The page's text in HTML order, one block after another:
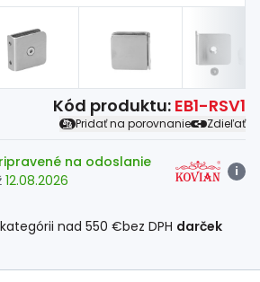
Kód produktu: EB1-RSV1
Pridať na porovnanie Zdieľať
na odoslanie
12.08.2026
i
nad 550 €bez DPH darček